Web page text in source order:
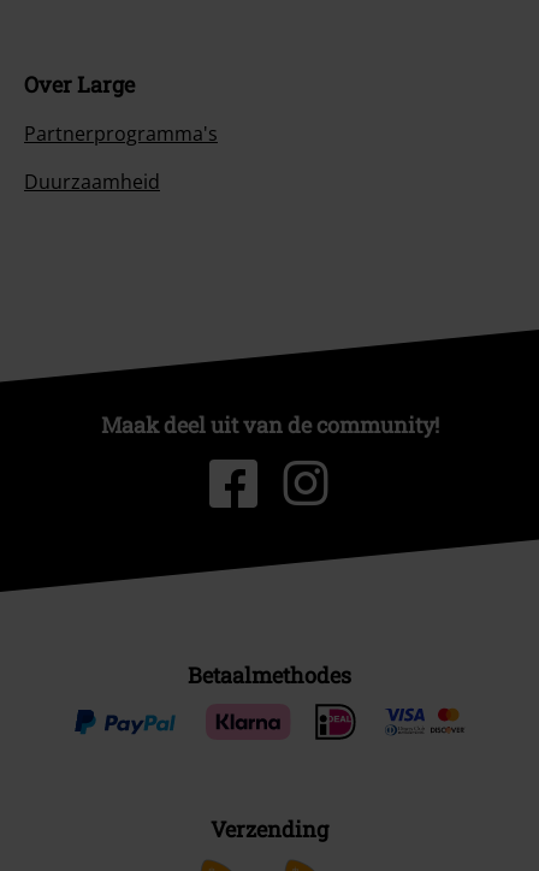
Over Large
Partnerprogramma's
Duurzaamheid
Maak deel uit van de community!
Betaalmethodes
Verzending